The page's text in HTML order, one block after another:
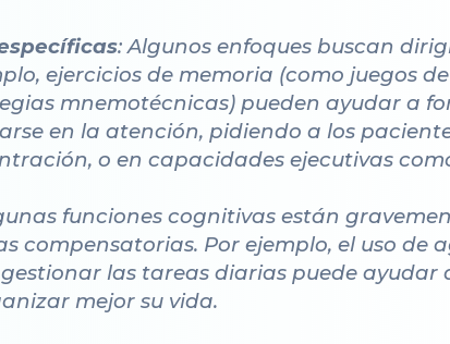
: Algunos enfoques buscan
ejercicios de memoria (como juegos
mnemotécnicas) pueden ayudar a
en la atención, pidiendo a los
o en capacidades ejecutivas
funciones cognitivas están
Por ejemplo, el uso de
las tareas diarias puede ayudar
mejor su vida.